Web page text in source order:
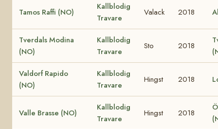
Tamos Raffi (NO)
Kallblodig
Travare
Valack 2018
Tverdals Modina
(NO)
Kallblodig
Travare
Sto 2018
Valdorf Rapido
(NO)
Kallblodig
Travare
Hingst 2018
Valle Brasse (NO)
Kallblodig
Travare
Hingst 2018